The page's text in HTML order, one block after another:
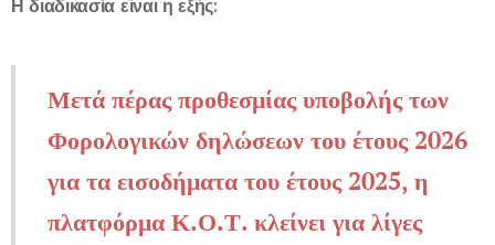
Η διαδικασία είναι η εξής:
Μετά πέρας προθεσμίας υποβολής των
Φορολογικών δηλώσεων του έτους 2026
για τα εισοδήματα του έτους 2025, η
πλατφόρμα Κ.Ο.Τ. κλείνει για λίγες